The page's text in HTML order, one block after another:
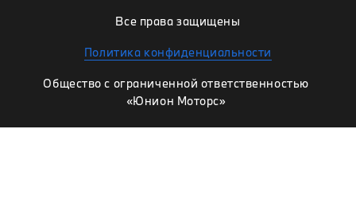
Все права защищены
Политика конфиденциальности
Общество с ограниченной ответственностью
«Юнион Моторс»